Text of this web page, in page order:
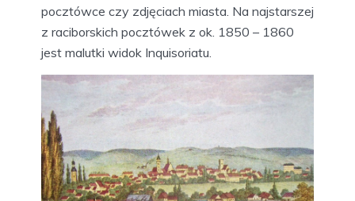
pocztówce czy zdjęciach miasta. Na najstarszej
z raciborskich pocztówek z ok. 1850 – 1860
jest malutki widok Inquisoriatu.